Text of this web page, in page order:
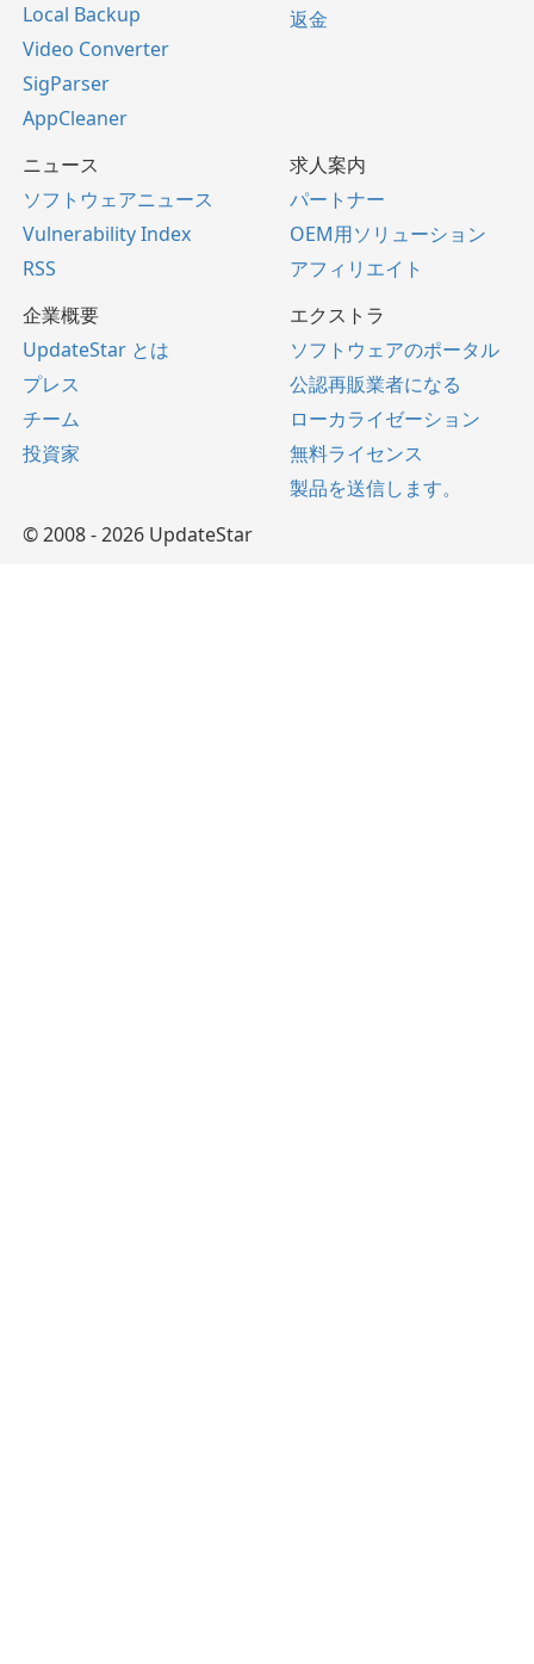
Local Backup
Video Converter
SigParser
AppCleaner
返金
ニュース
ソフトウェアニュース
Vulnerability Index
RSS
求人案内
パートナー
OEM用ソリューション
アフィリエイト
企業概要
UpdateStar とは
プレス
チーム
投資家
エクストラ
ソフトウェアのポータル
公認再販業者になる
ローカライゼーション
無料ライセンス
製品を送信します。
© 2008 - 2026 UpdateStar